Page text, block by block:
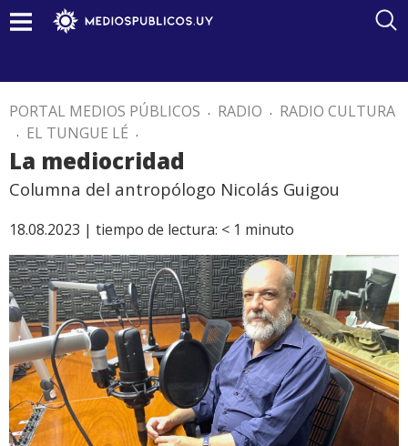
PORTAL MEDIOS PÚBLICOS . RADIO . RADIO CULTURA
. EL TUNGUE LÉ .
La mediocridad
Columna del antropólogo Nicolás Guigou
18.08.2023 | tiempo de lectura: < 1 minuto